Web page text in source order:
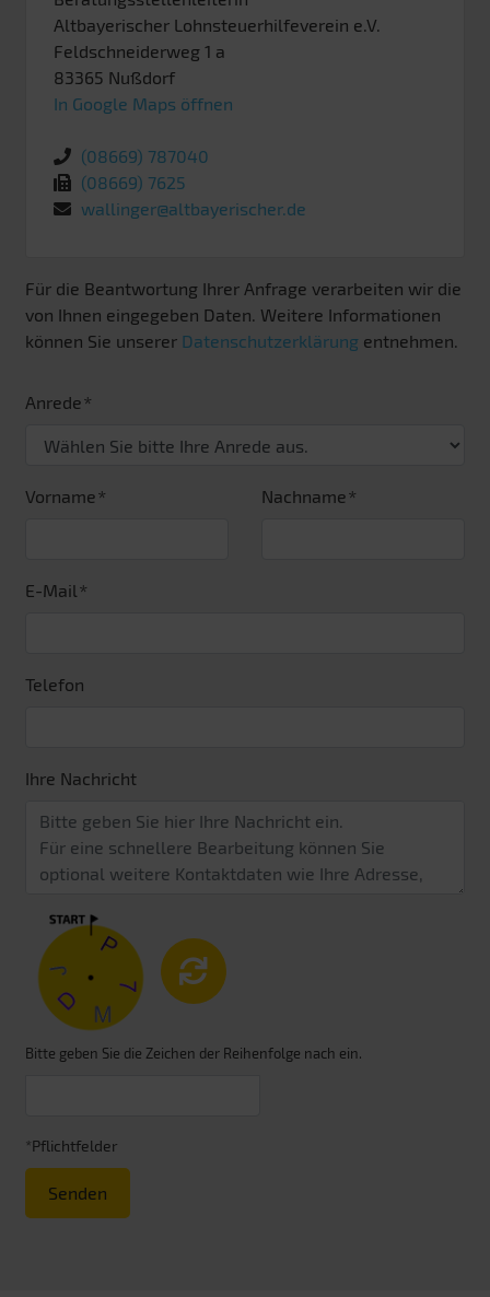
Altbayerischer Lohnsteuerhilfeverein e.V.
Feldschneiderweg 1 a
83365 Nußdorf
In Google Maps öffnen
(08669) 787040
(08669) 7625
wallinger@altbayerischer.de
Für die Beantwortung Ihrer Anfrage verarbeiten wir die
von Ihnen eingegeben Daten. Weitere Informationen
können Sie unserer Datenschutzerklärung entnehmen.
Anrede
Vorname Nachname
E-Mail
Telefon
Ihre Nachricht
Bitte geben Sie die Zeichen der Reihenfolge nach ein.
*Pflichtfelder
Senden